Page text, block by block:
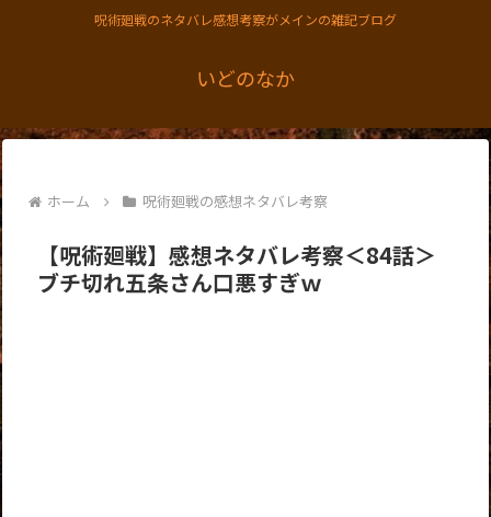
呪術廻戦のネタバレ感想考察がメインの雑記ブログ
いどのなか
ホーム 呪術廻戦の感想ネタバレ考察
【呪術廻戦】感想ネタバレ考察＜84話＞
ブチ切れ五条さん口悪すぎｗ